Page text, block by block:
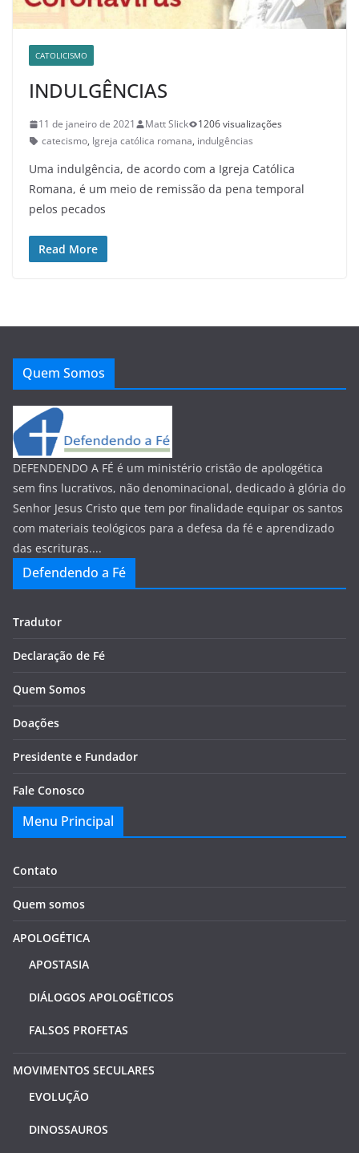
CATOLICISMO
INDULGÊNCIAS
11 de janeiro de 2021 Matt Slick
1206 visualizações
catecismo, Igreja católica romana, indulgências
Uma indulgência, de acordo com a Igreja Católica
Romana, é um meio de remissão da pena temporal
pelos pecados
Read More
Quem Somos
DEFENDENDO A FÉ é um ministério cristão de apologética
sem fins lucrativos, não denominacional, dedicado à glória do
Senhor Jesus Cristo que tem por finalidade equipar os santos
com materiais teológicos para a defesa da fé e aprendizado
das escrituras....
Defendendo a Fé
Tradutor
Declaração de Fé
Quem Somos
Doações
Presidente e Fundador
Fale Conosco
Menu Principal
Contato
Quem somos
APOLOGÉTICA
APOSTASIA
DIÁLOGOS APOLOGÊTICOS
FALSOS PROFETAS
MOVIMENTOS SECULARES
EVOLUÇÃO
DINOSSAUROS